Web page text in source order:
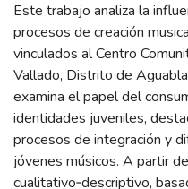
Este trabajo analiza la
procesos de creación
vinculados al Centro
Vallado, Distrito de
examina el papel del
identidades juveniles,
procesos de integración y
jóvenes músicos. A partir
cualitativo‑descriptivo,